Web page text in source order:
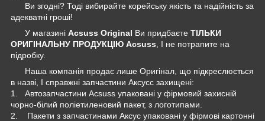
Ви згодні? Тоді вибирайте корейську якість та надійність за
адекватні гроші!
У магазині Acsuss Original Ви придбаєте ТІЛЬКИ
ОРИГІНАЛЬНУ ПРОДУКЦІЮ Acsuss , І не потрапите на
підробку.
Наша компанія продає лише Оригінал, що підкреслюється
в назві, І справжні запчастини Аксусс захищені:
1. Автозапчастини Acsuss упаковані у фірмовий захисній
чорно-білий поліетиленовий пакет, з логотипами.
2. Пакети з запчастинами Аксус упаковані у фірмові картонні